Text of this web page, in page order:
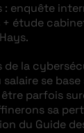
: enquête
étude
de la
salaire se
parfois
sa
du Guide